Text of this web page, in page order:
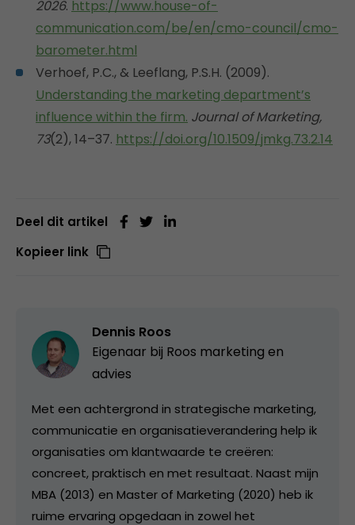
2026. https://www.house-of-
communication.com/be/en/cmo-council/cmo-
barometer.html
Verhoef, P.C., & Leeflang, P.S.H. (2009).
Understanding the marketing department’s
influence within the firm. Journal of Marketing,
73(2), 14–37. https://doi.org/10.1509/jmkg.73.2.14
Deel dit artikel
Kopieer link
Dennis Roos
Eigenaar bij Roos marketing en
advies
Met een achtergrond in strategische marketing,
communicatie en organisatieverandering help ik
organisaties om klantwaarde te creëren:
concreet, praktisch en met resultaat. Naast mijn
MBA (2013) en Master of Marketing (2020) heb ik
ruime ervaring opgedaan in zowel het